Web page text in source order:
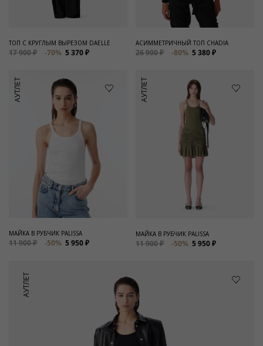
ТОП С КРУГЛЫМ ВЫРЕЗОМ DAELLE
17 900 ₽ -70% 5 370 ₽
АСИММЕТРИЧНЫЙ ТОП CHADIA
26 900 ₽ -80% 5 380 ₽
АУТЛЕТ
МАЙКА В РУБЧИК PALISSA
11 900 ₽ -50% 5 950 ₽
АУТЛЕТ
МАЙКА В РУБЧИК PALISSA
11 900 ₽ -50% 5 950 ₽
АУТЛЕТ